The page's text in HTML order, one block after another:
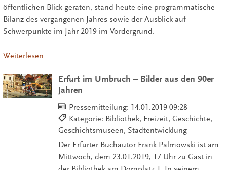
öffentlichen Blick geraten, stand heute eine programmatische
Bilanz des vergangenen Jahres sowie der Ausblick auf
Schwerpunkte im Jahr 2019 im Vordergrund.
Weiterlesen
Erfurt im Umbruch – Bilder aus den 90er
Jahren
Pressemitteilung: 14.01.2019 09:28
Kategorie: Bibliothek, Freizeit, Geschichte,
Geschichtsmuseen, Stadtentwicklung
Der Erfurter Buchautor Frank Palmowski ist am
Mittwoch, dem 23.01.2019, 17 Uhr zu Gast in